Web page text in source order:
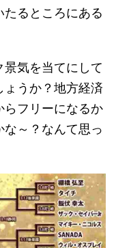
るところにある
気を当てにして
うか？地方経済
らフリーになるか
～？なんて思っ